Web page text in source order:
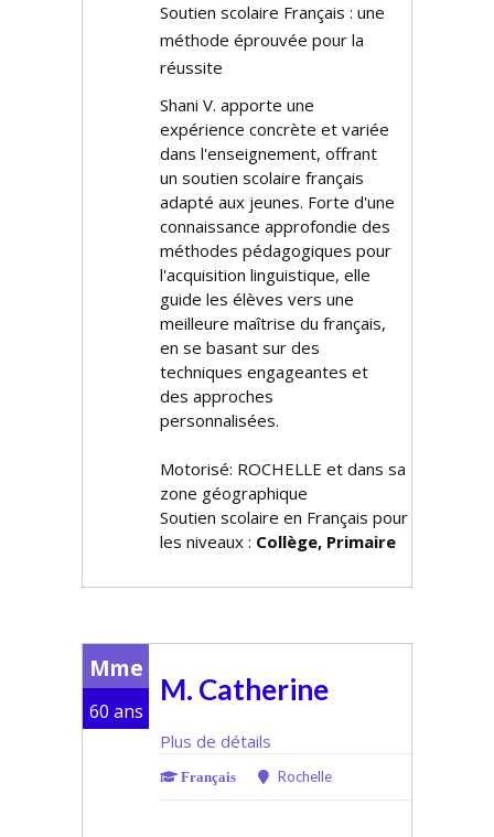
Soutien scolaire Français : une
méthode éprouvée pour la
réussite
Shani V. apporte une
expérience concrète et variée
dans l'enseignement, offrant
un soutien scolaire français
adapté aux jeunes. Forte d'une
connaissance approfondie des
méthodes pédagogiques pour
l'acquisition linguistique, elle
guide les élèves vers une
meilleure maîtrise du français,
en se basant sur des
techniques engageantes et
des approches
personnalisées.
Motorisé: ROCHELLE et dans sa
zone géographique
Soutien scolaire en Français pour
les niveaux : Collège, Primaire
Mme
60 ans
M. Catherine
Plus de détails
Français Rochelle